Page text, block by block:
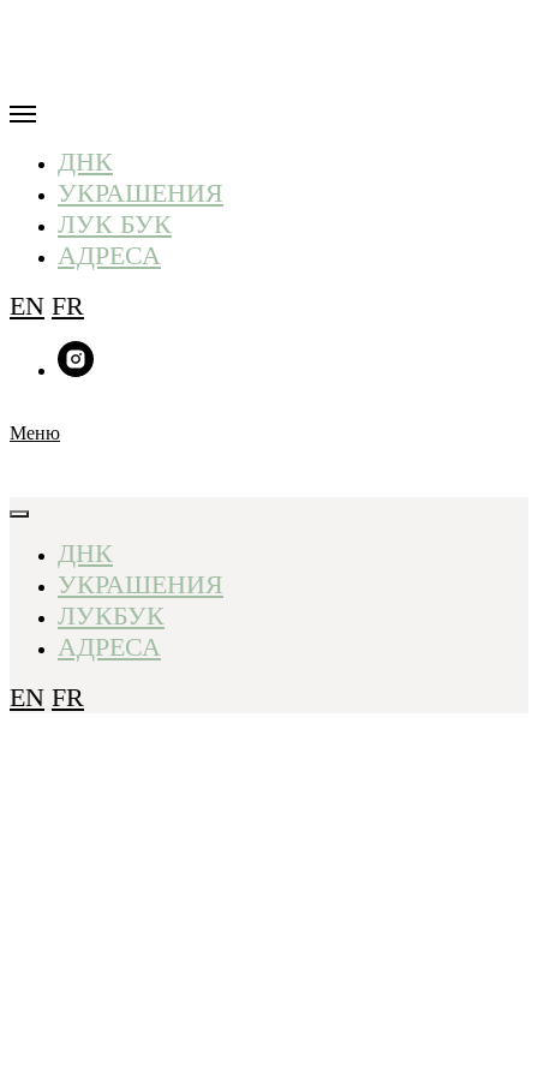
ДНК
УКРАШЕНИЯ
ЛУК БУК
АДРЕСА
EN FR
Меню
ДНК
УКРАШЕНИЯ
ЛУКБУК
АДРЕСА
EN FR